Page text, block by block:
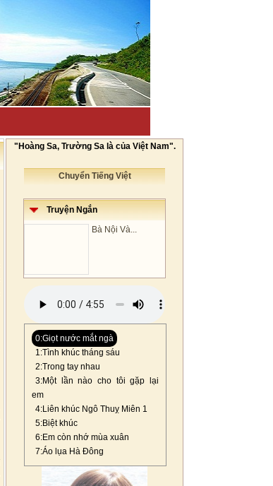
"Hoàng Sa, Trường Sa là của Việt Nam".
Chuyển Tiếng Việt
Truyện Ngắn
Bà Nội Và...
0:Giọt nước mắt ngà
1:Tình khúc tháng sáu
2:Trong tay nhau
3:Một lần nào cho tôi gặp lại
em
4:Liên khúc Ngô Thuỵ Miên 1
5:Biệt khúc
6:Em còn nhớ mùa xuân
7:Áo lụa Hà Đông